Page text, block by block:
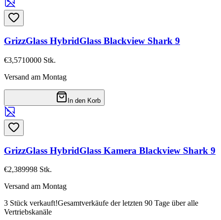
GrizzGlass HybridGlass Blackview Shark 9
€3,5710000 Stk.
Versand am Montag
In den Korb
GrizzGlass HybridGlass Kamera Blackview Shark 9
€2,389998 Stk.
Versand am Montag
3 Stück verkauft!Gesamtverkäufe der letzten 90 Tage über alle
Vertriebskanäle